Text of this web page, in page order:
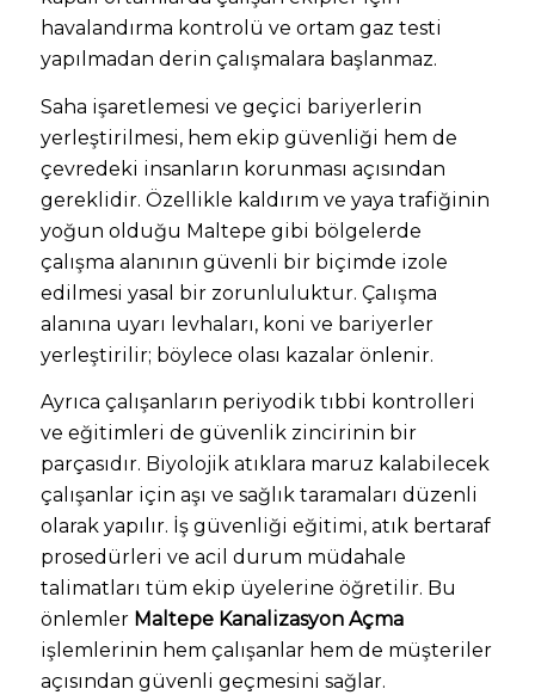
havalandırma kontrolü ve ortam gaz testi
yapılmadan derin çalışmalara başlanmaz.
Saha işaretlemesi ve geçici bariyerlerin
yerleştirilmesi, hem ekip güvenliği hem de
çevredeki insanların korunması açısından
gereklidir. Özellikle kaldırım ve yaya trafiğinin
yoğun olduğu Maltepe gibi bölgelerde
çalışma alanının güvenli bir biçimde izole
edilmesi yasal bir zorunluluktur. Çalışma
alanına uyarı levhaları, koni ve bariyerler
yerleştirilir; böylece olası kazalar önlenir.
Ayrıca çalışanların periyodik tıbbi kontrolleri
ve eğitimleri de güvenlik zincirinin bir
parçasıdır. Biyolojik atıklara maruz kalabilecek
çalışanlar için aşı ve sağlık taramaları düzenli
olarak yapılır. İş güvenliği eğitimi, atık bertaraf
prosedürleri ve acil durum müdahale
talimatları tüm ekip üyelerine öğretilir. Bu
önlemler Maltepe Kanalizasyon Açma
işlemlerinin hem çalışanlar hem de müşteriler
açısından güvenli geçmesini sağlar.